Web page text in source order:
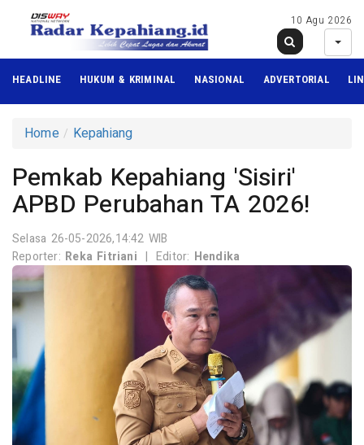
10 Agu 2026
HEADLINE HUKUM & KRIMINAL NASIONAL ADVERTORIAL
Home Kepahiang
Pemkab Kepahiang 'Sisiri'
APBD Perubahan TA 2026!
Selasa 26-05-2026,14:42 WIB
Reporter: Reka Fitriani | Editor: Hendika